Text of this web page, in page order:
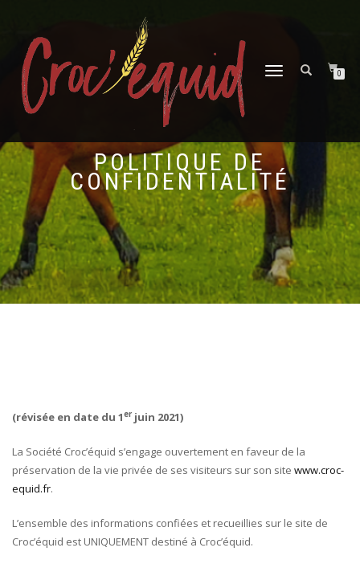
DÉPLIER
0
POLITIQUE DE
CONFIDENTIALITÉ
(révisée en date du 1er juin 2021)
La Société Croc’équid s’engage ouvertement en faveur de la
préservation de la vie privée de ses visiteurs sur son site www.croc-
equid.fr.
L’ensemble des informations confiées et recueillies sur le site de
Croc’équid est UNIQUEMENT destiné à Croc’équid.